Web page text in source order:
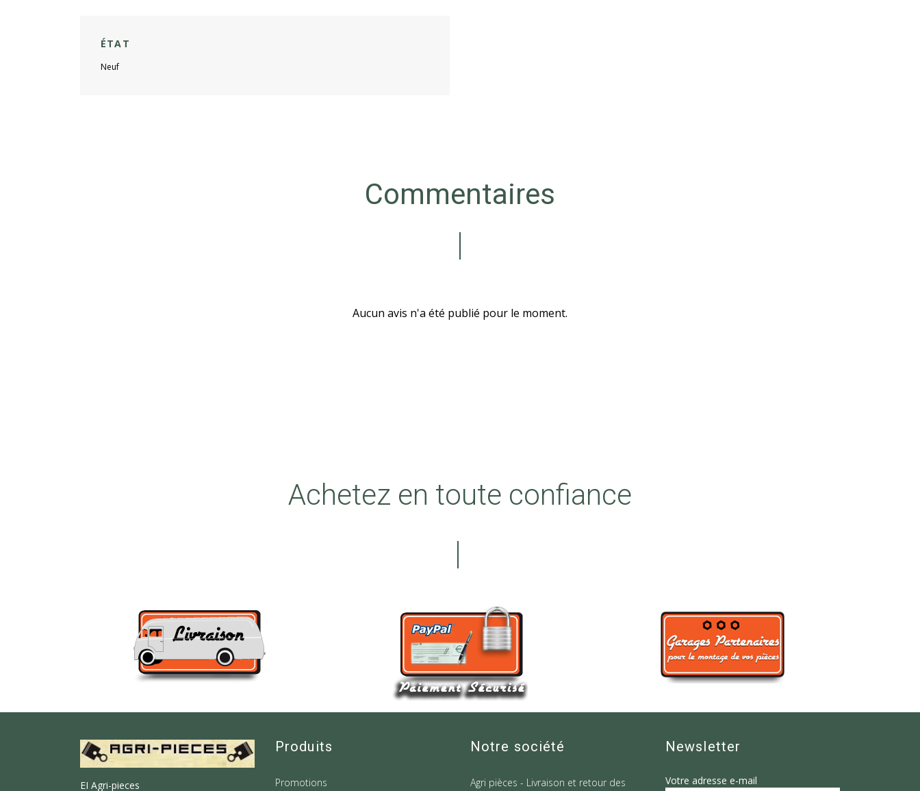
ÉTAT
Neuf
Commentaires
Aucun avis n'a été publié pour le moment.
Achetez en toute confiance
EI Agri-pieces
Produits
Promotions
Notre société
Agri pièces - Livraison et retour des
Newsletter
Votre adresse e-mail